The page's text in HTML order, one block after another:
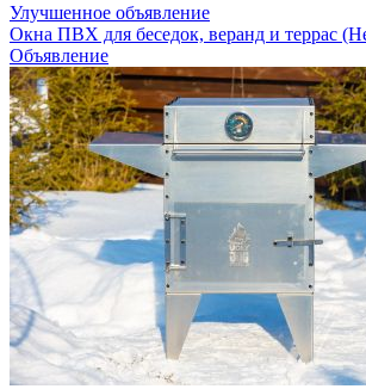
Улучшенное объявление
Окна ПВХ для беседок, веранд и террас
Объявление